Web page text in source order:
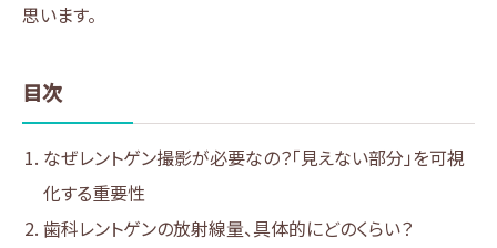
思います。
目次
なぜレントゲン撮影が必要なの？「見えない部分」を可視
化する重要性
歯科レントゲンの放射線量、具体的にどのくらい？